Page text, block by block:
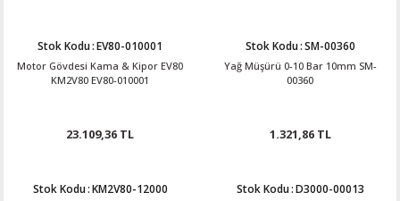
Stok Kodu:EV80-010001
Motor Gövdesi Kama & Kipor EV80
KM2V80 EV80-010001
23.109,36 TL
Stok Kodu:SM-00360
Yağ Müşürü 0-10 Bar 10mm SM-
00360
1.321,86 TL
Stok Kodu:KM2V80-12000 Stok Kodu:D3000-00013